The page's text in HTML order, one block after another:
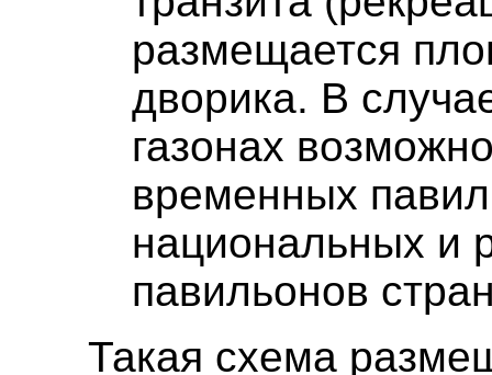
размещается
дворика. В
газонах
временных
национальных и
павильонов
Такая схема